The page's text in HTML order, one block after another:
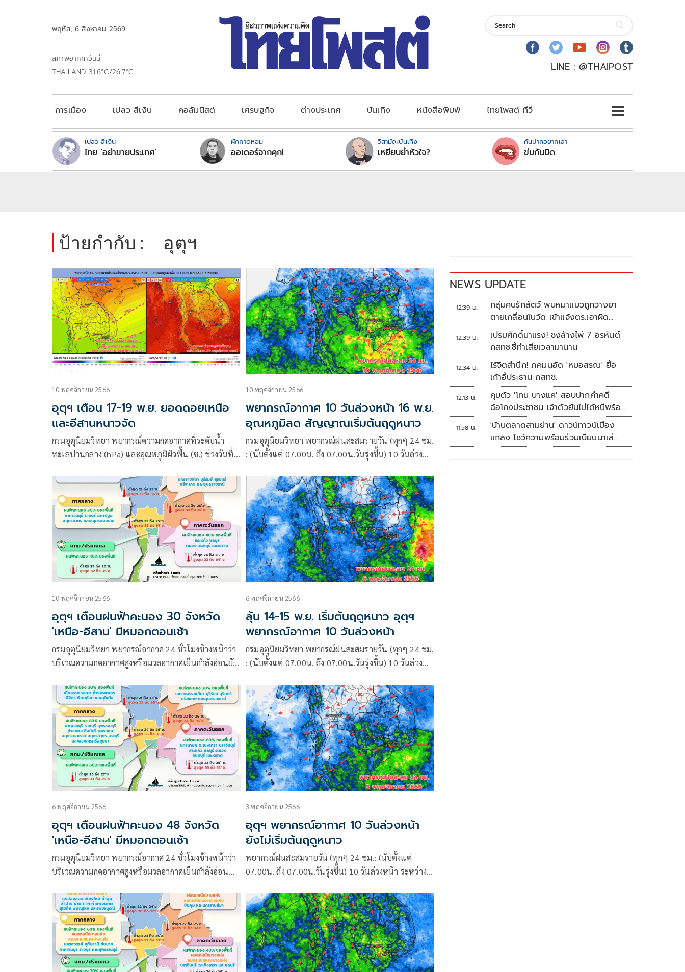
พฤหัส, 6 สิงหาคม 2569
สภาพอากาศวันนี้
THAILAND 31.6°C/26.7°C
LINE : @THAIPOST
การเมือง เปลว สีเงิน คอลัมนิสต์ เศรษฐกิจ ต่างประเทศ บันเทิง หนังสือพิมพ์ ไทยโพสต์ ทีวี
เปลว สีเงิน
ไทย ‘อย่าขายประเทศ’
ผักกาดหอม
ออเดอร์จากคุก!
วิสามัญบันเทิง
เหยียบย่ำหัวใจ?
คันปากอยากเล่า
ข่มกันมิด
ป้ายกำกับ : อุตุฯ
10 พฤศจิกายน 2566
อุตุฯ เตือน 17-19 พ.ย. ยอดดอยเหนือ
และอีสานหนาวจัด
กรมอุตุนิยมวิทยา พยากรณ์ความกดอากาศที่ระดับน้ำ
ทะเลปานกลาง (hPa) และอุณหภูมิผิวพื้น (ซ.) ช่วงวันที่
จะเริ่มเย็นลง
10 พฤศจิกายน 2566
พยากรณ์อากาศ 10 วันล่วงหน้า 16 พ.ย.
อุณหภูมิลด สัญญาณเริ่มต้นฤดูหนาว
กรมอุตุนิยมวิทยา พยากรณ์ฝนสะสมรายวัน (ทุกๆ 24 ชม.
: (นับตั้งแต่ 07.00น. ถึง 07.00น.วันรุ่งขึ้น) 10 วันล่วง
อากาศระยะกลางยุโรป (ECMWF) :
10 พฤศจิกายน 2566
อุตุฯ เตือนฝนฟ้าคะนอง 30 จังหวัด
'เหนือ-อีสาน' มีหมอกตอนเช้า
กรมอุตุนิยมวิทยา พยากรณ์อากาศ 24 ชั่วโมงข้างหน้าว่า
บริเวณความกดอากาศสูงหรือมวลอากาศเย็นกำลังอ่อนยัง
เหนือตอนบนของประเทศไทย
6 พฤศจิกายน 2566
ลุ้น 14-15 พ.ย. เริ่มต้นฤดูหนาว อุตุฯ
พยากรณ์อากาศ 10 วันล่วงหน้า
กรมอุตุนิยมวิทยา พยากรณ์ฝนสะสมรายวัน (ทุกๆ 24 ชม.
: (นับตั้งแต่ 07.00น. ถึง 07.00น.วันรุ่งขึ้น) 10 วันล่วง
อากาศระยะกลางยุโรป (ECMWF)
6 พฤศจิกายน 2566
อุตุฯ เตือนฝนฟ้าคะนอง 48 จังหวัด
'เหนือ-อีสาน' มีหมอกตอนเช้า
กรมอุตุนิยมวิทยา พยากรณ์อากาศ 24 ชั่วโมงข้างหน้าว่า
บริเวณความกดอากาศสูงหรือมวลอากาศเย็นกำลังอ่อน
ตอนบนของประเทศไทย
3 พฤศจิกายน 2566
อุตุฯ พยากรณ์อากาศ 10 วันล่วงหน้า
ยังไม่เริ่มต้นฤดูหนาว
พยากรณ์ฝนสะสมรายวัน (ทุกๆ 24 ชม.: (นับตั้งแต่
07.00น. ถึง 07.00น.วันรุ่งขึ้น) 10 วันล่วงหน้า ระหว่าง
ยุโรป (ECMWF) :
NEWS UPDATE
12:39 น.
กลุ่มคนรักสัตว์ พบหมาแมวถูกวางยา
ตายเกลื่อนในวัด เข้าแจ้งตร.เอาผิด
ทารุณสัตว์
12:39 น.
เปรมศักดิ์มาแรง! ชงล้างไพ่ 7 อรหันต์
กสทช.ชี้ทำเสียเวลามานาน
12:34 น.
ไร้จิตสำนึก! ภคมนอัด 'หมอสรณ' ยื้อ
เก้าอี้ประธาน กสทช.
12:13 น.
คุมตัว 'โทน บางแค' สอบปากคำคดี
ฉ้อโกงประชาชน เจ้าตัวยันไม่ได้หนีพร้อม
สู้คดี
11:58 น.
'บ้านตลาดสามย่าน' ดาวน์ทาวน์เมือง
แกลง โชว์ความพร้อมร่วมเบียนนาเล่
ระยอง